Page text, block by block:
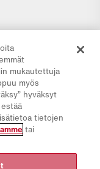
mukautettuja
myös
hyväksyt
tietojen
tai